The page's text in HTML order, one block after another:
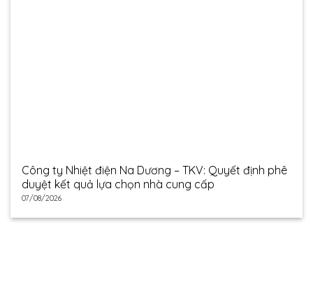
Công ty Nhiệt điện Na Dương – TKV: Quyết định phê
duyệt kết quả lựa chọn nhà cung cấp
07/08/2026